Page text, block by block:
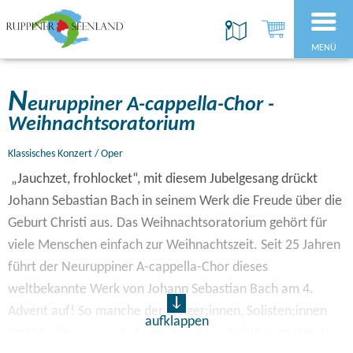
MENÜ
Neuruppiner A-cappella-Chor -
Weihnachtsoratorium
Klassisches Konzert / Oper
„Jauchzet, frohlocket“, mit diesem Jubelgesang drückt
Johann Sebastian Bach in seinem Werk die Freude über die
Geburt Christi aus. Das Weihnachtsoratorium gehört für
viele Menschen einfach zur Weihnachtszeit. Seit 25 Jahren
führt der Neuruppiner A-cappella-Chor dieses
weltbekannte Werk von Johann Sebastian Bach am 4.
Advent auf! So manche der Sänger:innen, Solisten:innen
aufklappen